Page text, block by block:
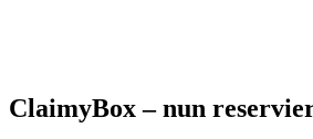
ClaimyBox – nun